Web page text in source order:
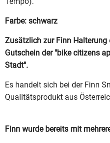
Farbe: schwarz
Zusätzlich zur Finn Halterung
Gutschein der "bike citizens
Stadt".
Es handelt sich bei der Finn
Qualitätsprodukt aus
Finn wurde bereits mit